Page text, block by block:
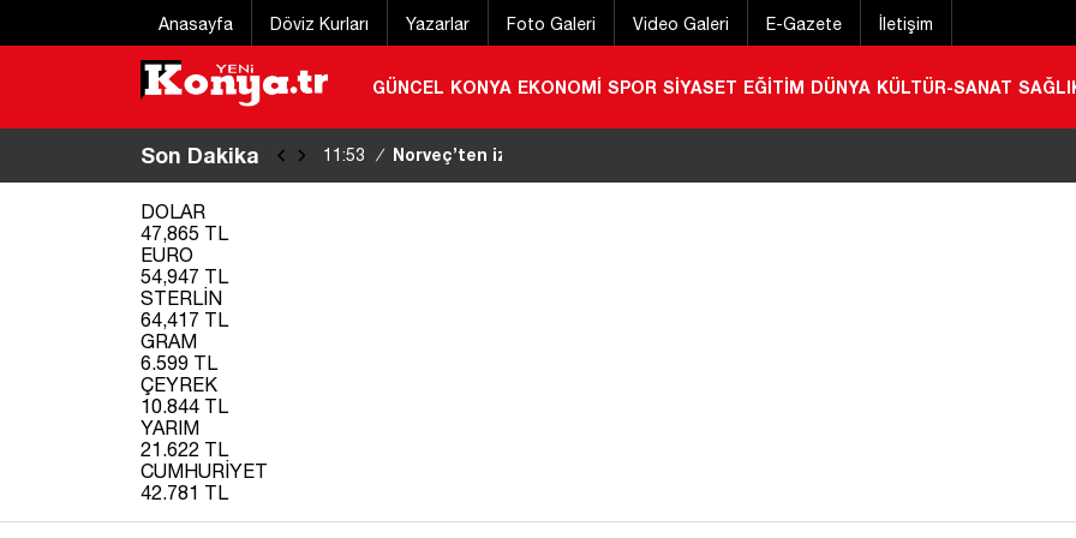
Anasayfa Döviz Kurları Yazarlar Foto Galeri Video Galeri E-Gazete İletişim
GÜNCEL KONYA EKONOMİ SPOR SİYASET EĞİTİM DÜNYA KÜLTÜR-SANAT
Son Dakika 11:53 / Norveç’ten iznini geçirmek için gelmişti! Konyalı gurbetçi hayatını
DOLAR
47,865 TL
EURO
54,947 TL
STERLİN
64,417 TL
GRAM
6.599 TL
ÇEYREK
10.844 TL
YARIM
21.622 TL
CUMHURİYET
42.781 TL